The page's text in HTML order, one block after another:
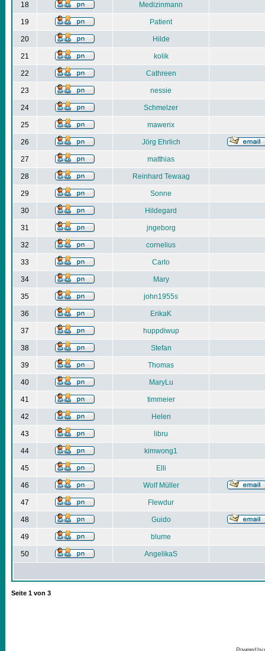
18 Medizinmann
19 Patient
20 Hilde
21 kolik
22 Cathreen
23 nessie
24 Schmelzer
25 mawerix
26 Jörg Ehrlich
27 matthias
28 Reinhard Tewaag
29 Sonne
30 Hildegard
31 jngeborg
32 cornelius
33 Carlo
34 Mary
35 john1955s
36 ErikaK
37 huppdiwup
38 Stefan
39 Thomas
40 MaryLu
41 timmeier
42 Helen
43 libru
44 kimwong1
45 Elli
46 Wolf Müller
47 Flewdur
48 Guido
49 blume
50 AngelikaS
Seite 1 von 3
Powered by